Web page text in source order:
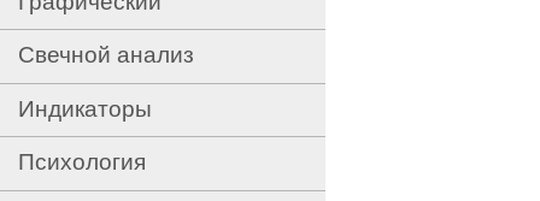
Свечной анализ
Индикаторы
Психология